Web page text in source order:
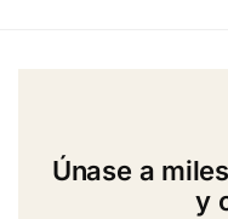
Únase a
y